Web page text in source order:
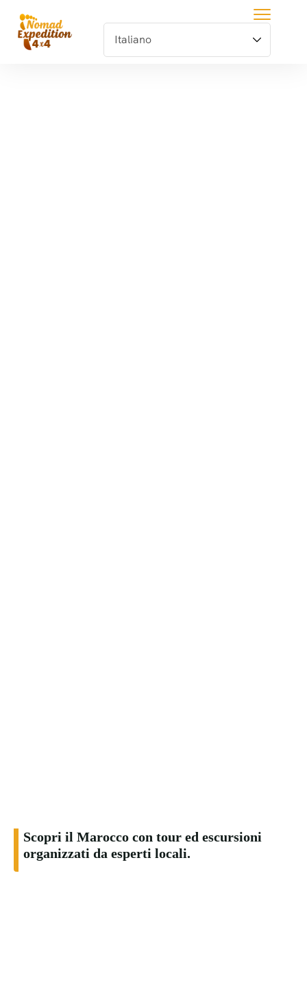
Scopri il Marocco con tour ed escursioni
organizzati da esperti locali.